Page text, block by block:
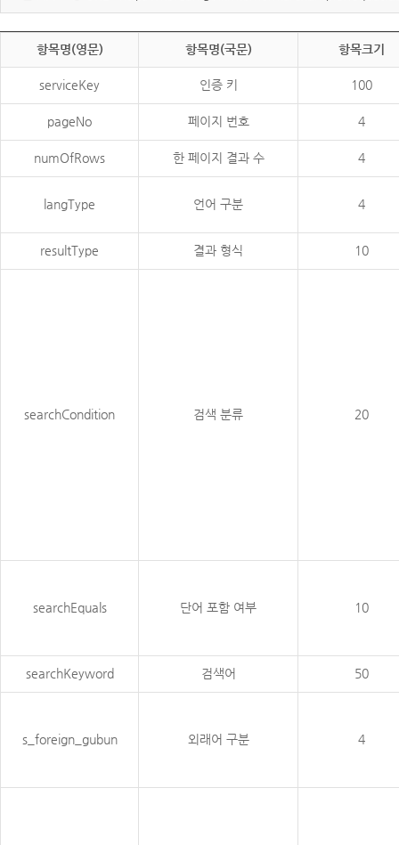
항목명(영문) 항목명(국문) 항목크기
serviceKey 인증 키 100
pageNo 페이지 번호 4
numOfRows 한 페이지 결과 수 4
langType 언어 구분 4
resultType 결과 형식 10
searchCondition 검색 분류 20
searchEquals 단어 포함 여부 10
searchKeyword 검색어 50
s_foreign_gubun 외래어 구분 4